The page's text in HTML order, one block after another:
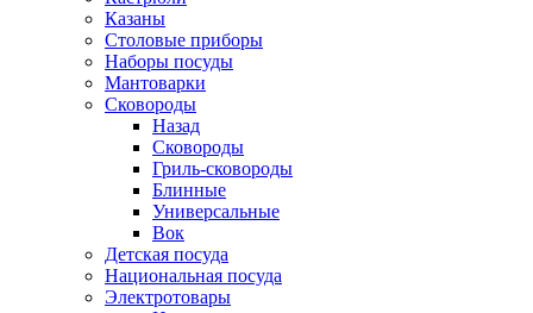
Казаны
Столовые приборы
Наборы посуды
Мантоварки
Сковороды
Назад
Сковороды
Гриль-сковороды
Блинные
Универсальные
Вок
Детская посуда
Национальная посуда
Электротовары